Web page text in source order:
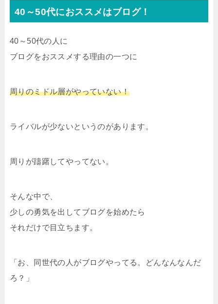
40～50代におススメはブログ！
40～50代の人に
ブログをおススメする理由の一つに
周りのミドル層がやっていない！
ライバルが少ないというのがあります。
周りが躊躇してやってない。
そんな中で、
少しの勇気を出してブログを始めたら
それだけで目立ちます。
「お、同世代の人がブログやってる。どんなんなんだ
ろ？」